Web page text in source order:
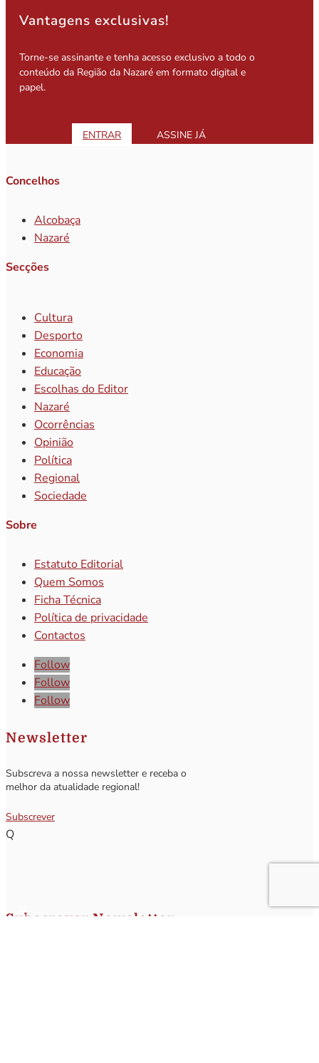
Vantagens exclusivas!
Torne-se assinante e tenha acesso exclusivo a todo o
conteúdo da Região da Nazaré em formato digital e
papel.
ENTRAR ASSINE JÁ
Concelhos
Alcobaça
Nazaré
Secções
Cultura
Desporto
Economia
Educação
Escolhas do Editor
Nazaré
Ocorrências
Opinião
Política
Regional
Sociedade
Sobre
Estatuto Editorial
Quem Somos
Ficha Técnica
Política de privacidade
Contactos
Follow
Follow
Follow
Newsletter
Subscreva a nossa newsletter e receba o
melhor da atualidade regional!
Subscrever
Q
Subscrever Newsletter